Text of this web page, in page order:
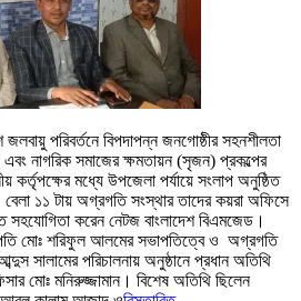
জলবায়ু পরিবর্তনে বিপদাপন্ন জনগোষ্ঠীর সহনশীলতা
নাগরিক সমাজের ক্ষমতায়ন (সৃজন) প্রকল্পের
কর্তৃপক্ষের মধ্যে উপজেলা পর্যায়ে সংলাপ অনুষ্ঠিত
১১ টায় অগ্রগতি সংস্থার তাদের কয়রা অফিসে
করেন নেটজ বাংলাদেশ বিএমজেড।
মোঃ শরিফুল আলমের সভাপতিত্বে ও অগ্রগতি
সালামের পরিচালনায় অনুষ্ঠানে প্রধান অতিথি
মোঃ মনিরুজ্জামান। বিশেষ অতিথি ছিলেন